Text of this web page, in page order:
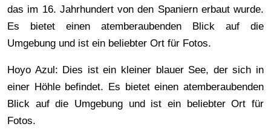
das im 16. Jahrhundert von den Spaniern erbaut wurde.
Es bietet einen atemberaubenden Blick auf die
Umgebung und ist ein beliebter Ort für Fotos.
Hoyo Azul: Dies ist ein kleiner blauer See, der sich in
einer Höhle befindet. Es bietet einen atemberaubenden
Blick auf die Umgebung und ist ein beliebter Ort für
Fotos.